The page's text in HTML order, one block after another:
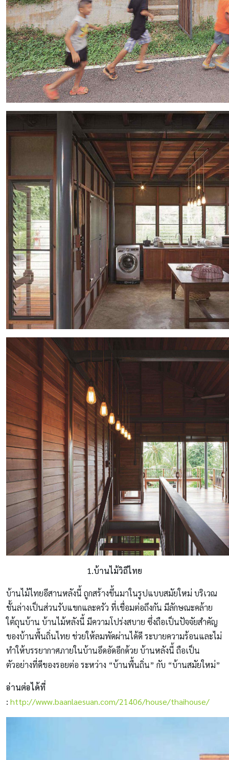
1.บ้านไม้วิถีไทย
บ้านไม้ไทยอีสานหลังนี้ ถูกสร้างขึ้นมาในรูปแบบสมัยใหม่ บริเวณ
ชั้นล่างเป็นส่วนรับแขกและครัว ที่เชื่อมต่อถึงกัน มีลักษณะคล้าย
ใต้ถุนบ้าน บ้านไม้หลังนี้ มีความโปร่งสบาย ซึ่งถือเป็นปัจจัยสำคัญ
ของบ้านพื้นถิ่นไทย ช่วยให้ลมพัดผ่านได้ดี ระบายความร้อนและไม่
ทำให้บรรยากาศภายในบ้านอึดอัดอีกด้วย บ้านหลังนี้ ถือเป็น
ตัวอย่างที่ดีของรอยต่อ ระหว่าง “บ้านพื้นถิ่น” กับ “บ้านสมัยใหม่”
อ่านต่อได้ที่
: http://www.baanlaesuan.com/21406/house/thaihouse/